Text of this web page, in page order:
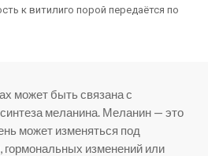
к витилиго порой передаётся по
может быть связана с
меланина. Меланин — это
может изменяться под
гормональных изменений или